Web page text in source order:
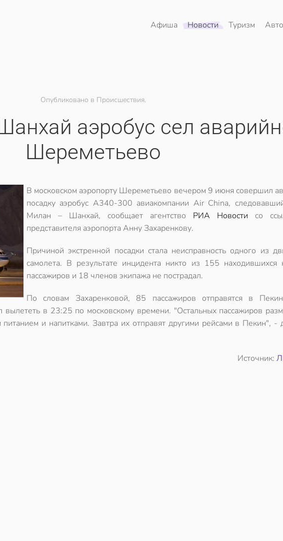
Афиша Новости Туризм Авто
Опубликовано в Происшествия.
аэробус сел
Шереметьево
В московском аэропорту Шереметьево вечером 9 июня совершил
посадку аэробус A340-300 авиакомпании Air China,
Милан – Шанхай, сообщает агентство РИА Новости cо
представителя аэропорта Анну Захаренкову.
Причиной экстренной посадки стала неисправность одного из
самолета. В результате инцидента никто из 155 находившихся
пассажиров и 18 членов экипажа не пострадал.
По словам Захаренковой, 85 пассажиров отправятся в
в 23:25 по московскому времени. "Остальных пассажиров
питанием и напитками. Завтра их отправят другими рейсами в Пекин", -
Источник: